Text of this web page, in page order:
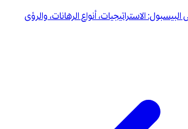
الاستراتيجيات، أنواع الرهانات، والرؤى